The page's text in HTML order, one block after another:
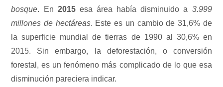
bosque. En 2015esa área había disminuido a 3.999
millones de hectáreas. Este es un cambio de 31,6% de
la superficie mundial de tierras de 1990 al 30,6% en
2015. Sin embargo, la deforestación, o conversión
forestal, es un fenómeno más complicado de lo que esa
disminución pareciera indicar.